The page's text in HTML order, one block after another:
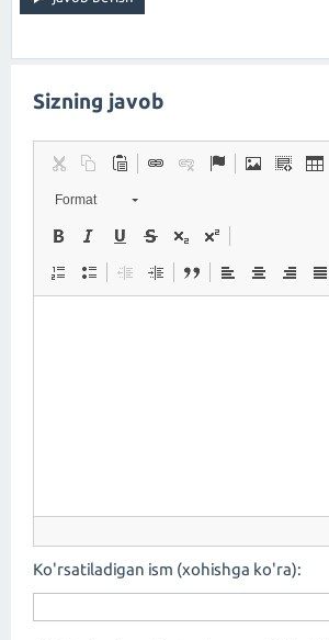
Sizning javob
Format
Ko'rsatiladigan ism (xohishga ko'ra):